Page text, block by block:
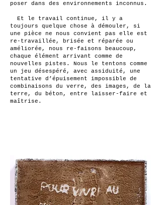
poser dans des environnements inconnus.
Et le travail continue, il y a
toujours quelque chose à démouler, si
une pièce ne nous convient pas elle est
re-travaillée, brisée et réparée ou
améliorée, nous re-faisons beaucoup,
chaque élément arrivant comme de
nouvelles pistes. Nous le tentons comme
un jeu désespéré, avec assiduité, une
tentative d’épuisement impossible de
combinaisons du verre, des images, de la
terre, du béton, entre laisser-faire et
maîtrise.